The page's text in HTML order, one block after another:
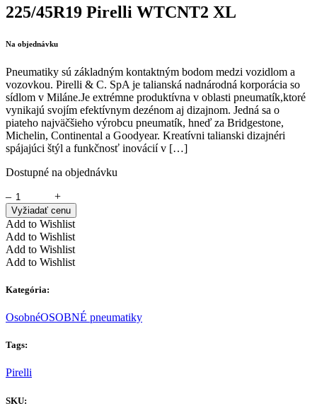
225/45R19 Pirelli WTCNT2 XL
Na objednávku
Pneumatiky sú základným kontaktným bodom medzi vozidlom a
vozovkou. Pirelli & C. SpA je talianská nadnárodná korporácia so
sídlom v Miláne.Je extrémne produktívna v oblasti pneumatík,ktoré
vynikajú svojím efektívnym dezénom aj dizajnom. Jedná sa o
piateho najväčšieho výrobcu pneumatík, hneď za Bridgestone,
Michelin, Continental a Goodyear. Kreatívni talianski dizajnéri
spájajúci štýl a funkčnosť inovácií v […]
Dostupné na objednávku
–
+
Vyžiadať cenu
Add to Wishlist
Add to Wishlist
Add to Wishlist
Add to Wishlist
Kategória:
OsobnéOSOBNÉ pneumatiky
Tags:
Pirelli
SKU: